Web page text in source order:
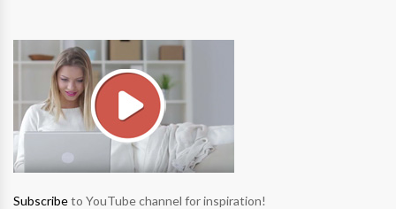
Subscribeto YouTube channel for inspiration!